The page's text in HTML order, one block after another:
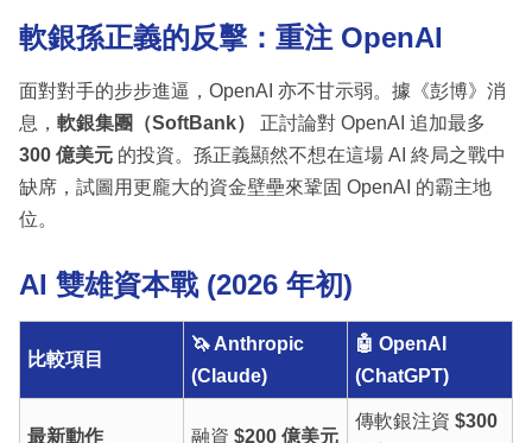
軟銀孫正義的反擊：重注 OpenAI
面對對手的步步進逼，OpenAI 亦不甘示弱。據《彭博》消
息， 軟銀集團（SoftBank）
正討論對 OpenAI 追加最多
300 億美元 的投資。孫正義顯然不想在這場 AI 終局之戰中
缺席，試圖用更龐大的資金壁壘來鞏固 OpenAI 的霸主地
位。
AI 雙雄資本戰 (2026 年初)
比較項目
🦄 Anthropic
(Claude)
🤖 OpenAI
(ChatGPT)
最新動作 融資 $200 億美元
傳軟銀注資 $300